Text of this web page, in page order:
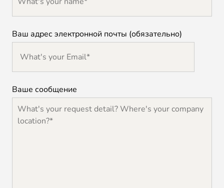
Ваш адрес электронной почты (обязательно)
Ваше сообщение